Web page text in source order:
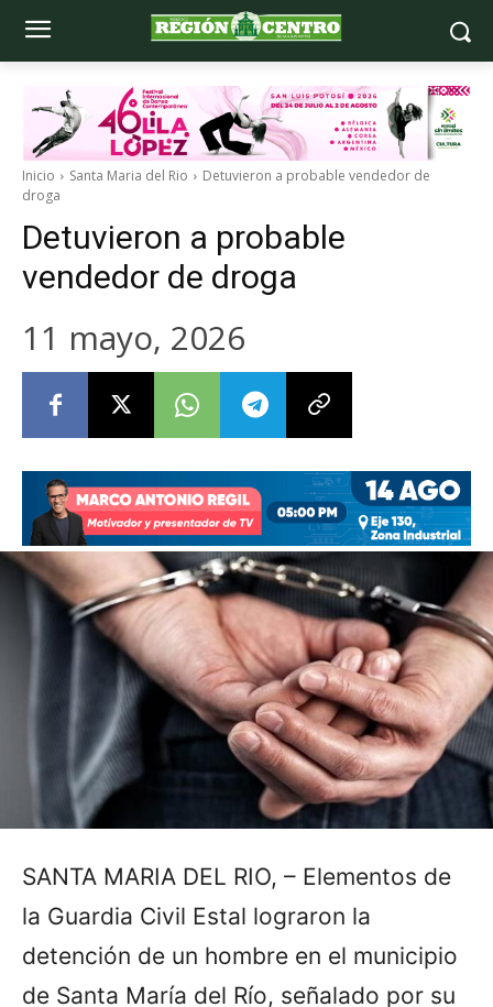
Inicio Santa Maria del Rio
Detuvieron a probable vendedor de
droga
Detuvieron a probable
vendedor de droga
11 mayo, 2026
SANTA MARIA DEL RIO, – Elementos de
la Guardia Civil Estal lograron la
detención de un hombre en el municipio
de Santa María del Río, señalado por su